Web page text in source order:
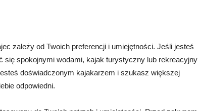
zależy od Twoich preferencji i umiejętności. Jeśli jesteś
spokojnymi wodami, kajak turystyczny lub rekreacyjny
doświadczonym kajakarzem i szukasz większej
odpowiedni.